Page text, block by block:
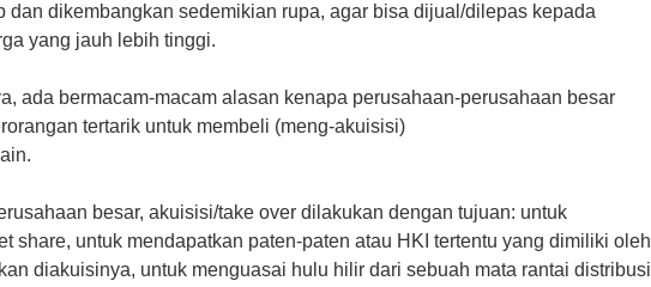
dan dikembangkan sedemikian rupa, agar bisa dijual/dilepas kepada
yang jauh lebih tinggi.
ada bermacam-macam alasan kenapa perusahaan-perusahaan besar
tertarik untuk membeli (meng-akuisisi)
besar, akuisisi/take over dilakukan dengan tujuan: untuk
share, untuk mendapatkan paten-paten atau HKI tertentu yang dimiliki oleh
diakuisinya, untuk menguasai hulu hilir dari sebuah mata rantai distribusi